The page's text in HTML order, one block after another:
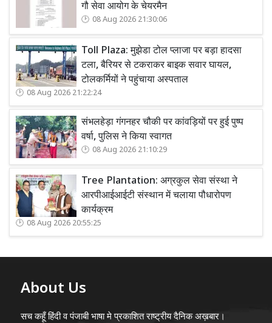
गौ सेवा आयोग के चेयरमैन
08 Aug 2026 21:30:06
Toll Plaza: मुझेडा टोल प्लाजा पर बड़ा हादसा
टला, बैरियर से टकराकर बाइक सवार घायल,
टोलकर्मियों ने पहुंचाया अस्पताल
08 Aug 2026 21:22:24
संभलहेड़ा गंगनहर चौकी पर कांवड़ियों पर हुई पुष्प
वर्षा, पुलिस ने किया स्वागत
08 Aug 2026 21:10:29
Tree Plantation: अग्रकुल सेवा संस्था ने
आरपीआईआईटी संस्थान में चलाया पौधारोपण
कार्यक्रम
08 Aug 2026 20:55:25
About Us
सच कहूँ हिंदी व पंजाबी भाषा मे प्रकाशित राष्ट्रीय दैनिक अख़बार।